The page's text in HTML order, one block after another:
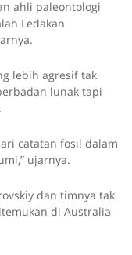
ahli paleontologi
Ledakan
lebih agresif tak
lunak tapi
catatan fosil dalam
ujarnya.
dan timnya tak
di Australia